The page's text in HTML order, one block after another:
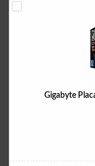
Gigabyte